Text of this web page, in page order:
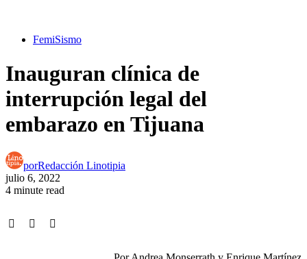
FemiSismo
Inauguran clínica de
interrupción legal del
embarazo en Tijuana
porRedacción Linotipia
julio 6, 2022
4 minute read